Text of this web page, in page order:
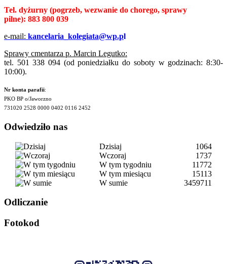
Tel. dyżurny (pogrzeb, wezwanie do chorego, sprawy
pilne): 883 800 039
e-mail: kancelaria_kolegiata@wp.pl
Sprawy cmentarza p. Marcin Legutko:
tel. 501 338 094 (od poniedziałku do soboty w godzinach: 8:30-
10:00).
Nr konta parafii:
PKO BP o/Jaworzno
731020 2528 0000 0402 0116 2452
Odwiedziło nas
Dzisiaj
1064
Wczoraj
1737
W tym tygodniu
11772
W tym miesiącu
15113
W sumie
3459711
Odliczanie
Fotokod